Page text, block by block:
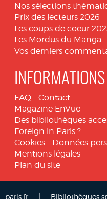
Nos sélections
Prix des lecteurs 2026
Les coups de coeur
Les Mordus du Manga
Vos derniers
INFORMATIONS
FAQ - Contact
Magazine EnVue
Des bibliothèques
Foreign in Paris ?
Cookies - Données
Mentions légales
Plan du site
paris.fr Bibliothèques